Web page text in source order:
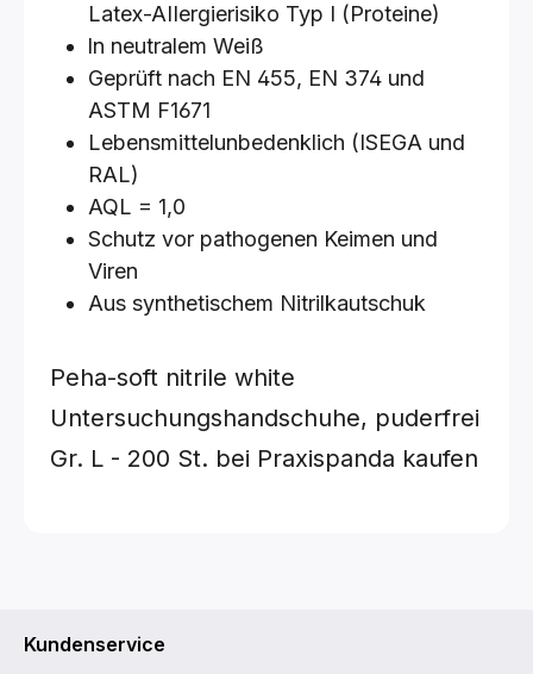
Latex-AIIergierisiko Typ I (Proteine)
ln neutralem Weiß
Geprüft nach EN 455, EN 374 und
ASTM F1671
Lebensmittelunbedenklich (ISEGA und
RAL)
AQL = 1,0
Schutz vor pathogenen Keimen und
Viren
Aus synthetischem Nitrilkautschuk
Peha-soft nitrile white
Untersuchungshandschuhe, puderfrei
Gr. L - 200 St. bei Praxispanda kaufen
Kundenservice